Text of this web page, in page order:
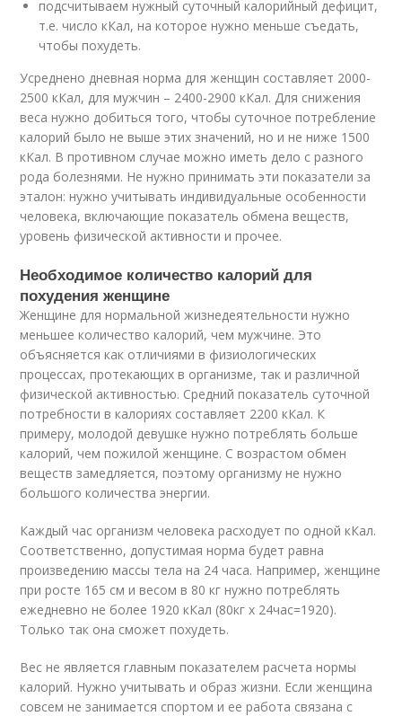
подсчитываем нужный суточный калорийный дефицит,
т.е. число кКал, на которое нужно меньше съедать,
чтобы похудеть.
Усреднено дневная норма для женщин составляет 2000-
2500 кКал, для мужчин – 2400-2900 кКал. Для снижения
веса нужно добиться того, чтобы суточное потребление
калорий было не выше этих значений, но и не ниже 1500
кКал. В противном случае можно иметь дело с разного
рода болезнями. Не нужно принимать эти показатели за
эталон: нужно учитывать индивидуальные особенности
человека, включающие показатель обмена веществ,
уровень физической активности и прочее.
Необходимое количество калорий для
похудения женщине
Женщине для нормальной жизнедеятельности нужно
меньшее количество калорий, чем мужчине. Это
объясняется как отличиями в физиологических
процессах, протекающих в организме, так и различной
физической активностью. Средний показатель суточной
потребности в калориях составляет 2200 кКал. К
примеру, молодой девушке нужно потреблять больше
калорий, чем пожилой женщине. С возрастом обмен
веществ замедляется, поэтому организму не нужно
большого количества энергии.
Каждый час организм человека расходует по одной кКал.
Соответственно, допустимая норма будет равна
произведению массы тела на 24 часа. Например, женщине
при росте 165 см и весом в 80 кг нужно потреблять
ежедневно не более 1920 кКал (80кг х 24час=1920).
Только так она сможет похудеть.
Вес не является главным показателем расчета нормы
калорий. Нужно учитывать и образ жизни. Если женщина
совсем не занимается спортом и ее работа связана с